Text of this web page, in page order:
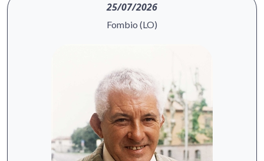
25/07/2026
Fombio (LO)